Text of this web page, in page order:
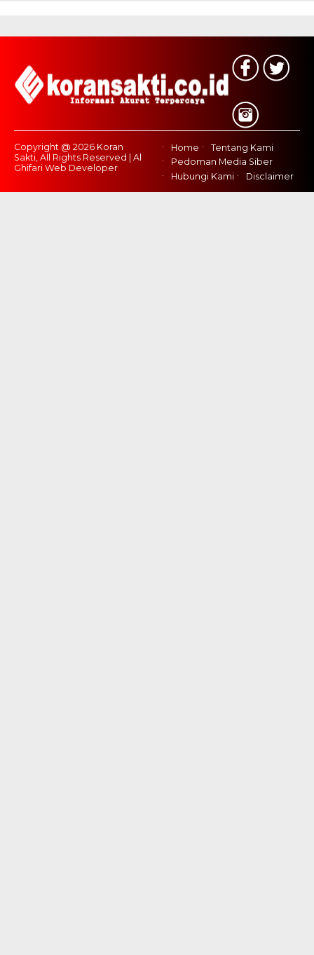
Copyright @ 2026 Koran
Sakti, All Rights Reserved | Al
Ghifari Web Developer
Home
Tentang Kami
Pedoman Media Siber
Hubungi Kami
Disclaimer